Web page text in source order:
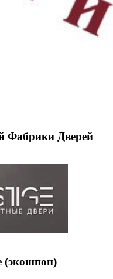
Фабрики Дверей
(экошпон)